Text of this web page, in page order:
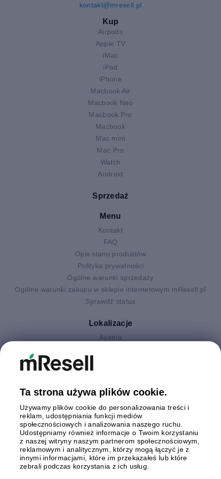
kontakt@mresell.pl
Kup
Airpods
Apple TV
iMac
iPad
iPhone
Macbook Air
Macbook Neo
Macbook Pro
Macbook
Mac mini
Mac Pro
Watch
Android
Sprzedaż
Menu
Kontakt
FAQ
Opis stanu produktów
Polityka prywatności
Ogólne warunki sprzedaży
Ogólne warunki zakupu w sklepie internetowym mResell.pl
Sprawdź status
Lokalizacje
Austria
Polska
Szwecja
Wielka Brytania
Włochy
Płatności
Ta strona używa plików cookie.
Używamy plików cookie do personalizowania treści i
reklam, udostępniania funkcji mediów
społecznościowych i analizowania naszego ruchu.
Udostępniamy również informacje o Twoim korzystaniu
z naszej witryny naszym partnerom społecznościowym,
reklamowym i analitycznym, którzy mogą łączyć je z
innymi informacjami, które im przekazałeś lub które
zebrali podczas korzystania z ich usług.